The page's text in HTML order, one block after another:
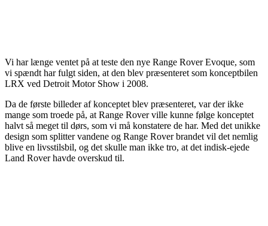
Vi har længe ventet på at teste den nye Range Rover Evoque, som
vi spændt har fulgt siden, at den blev præsenteret som konceptbilen
LRX ved Detroit Motor Show i 2008.
Da de første billeder af konceptet blev præsenteret, var der ikke
mange som troede på, at Range Rover ville kunne følge konceptet
halvt så meget til dørs, som vi må konstatere de har. Med det unikke
design som splitter vandene og Range Rover brandet vil det nemlig
blive en livsstilsbil, og det skulle man ikke tro, at det indisk-ejede
Land Rover havde overskud til.